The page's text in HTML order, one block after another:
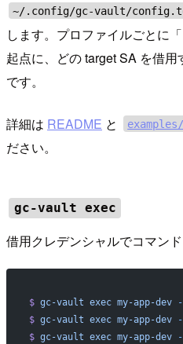
~/.config/gc-vault/
します。プロファイルごとに
起点に、どの target SA を借
です。
詳細は README と
ださい。
gc-vault exec
借用クレデンシャルでコマンド
$ gc-vault exec my-app-dev
$ gc-vault exec my-app-dev
$ gc-vault exec my-app-dev